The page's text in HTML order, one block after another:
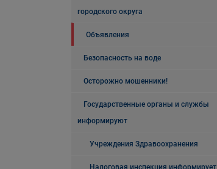
городского округа
Объявления
Безопасность на воде
Осторожно мошенники!
Государственные органы и службы
информируют
Учреждения Здравоохранения
Налоговая инспекция информирует